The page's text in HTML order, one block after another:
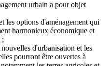
urbain a pour objet
les options d'aménagement qui
harmonieux économique et
;
d'urbanisation et les
pourront être ouvertes à